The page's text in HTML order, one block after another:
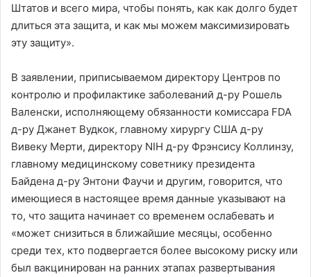
Штатов и всего мира, чтобы понять, как как долго будет
длиться эта защита, и как мы можем максимизировать
эту защиту».
В заявлении, приписываемом директору Центров по
контролю и профилактике заболеваний д-ру Рошель
Валенски, исполняющему обязанности комиссара FDA
д-ру Джанет Вудкок, главному хирургу США д-ру
Вивеку Мерти, директору NIH д-ру Фрэнсису Коллинзу,
главному медицинскому советнику президента
Байдена д-ру Энтони Фаучи и другим, говорится, что
имеющиеся в настоящее время данные указывают на
то, что защита начинает со временем ослабевать и
«может снизиться в ближайшие месяцы, особенно
среди тех, кто подвергается более высокому риску или
был вакцинирован на ранних этапах развертывания